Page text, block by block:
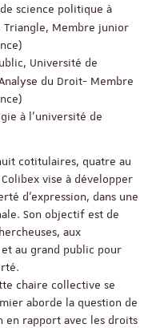
science politique à
Triangle, Membre junior
Université de
du Droit- Membre
à l’université de
cotitulaires, quatre au
vise à développer
d’expression, dans une
Son objectif est de
aux
et au grand public pour
chaire collective se
aborde la question de
en rapport avec les droits